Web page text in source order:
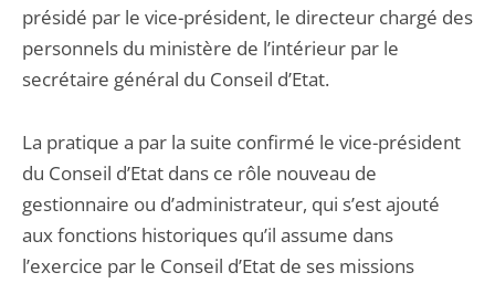
présidé par le vice-président, le directeur chargé des
personnels du ministère de l’intérieur par le
secrétaire général du Conseil d’Etat.
La pratique a par la suite confirmé le vice-président
du Conseil d’Etat dans ce rôle nouveau de
gestionnaire ou d’administrateur, qui s’est ajouté
aux fonctions historiques qu’il assume dans
l’exercice par le Conseil d’Etat de ses missions